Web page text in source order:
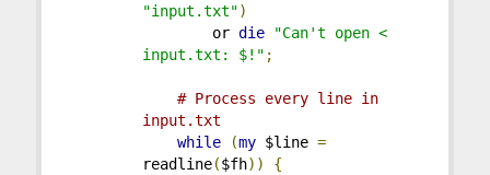
"input.txt")
or die
"Can't open <
input.txt: $!" ;
# Process every line in
input.txt
while
(my $line =
readline($fh))
{